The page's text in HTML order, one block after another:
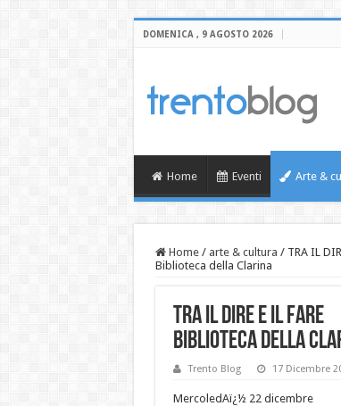
DOMENICA , 9 AGOSTO 2026
Home Eventi Arte &
Home / arte & cultura / TRA IL
Biblioteca della Clarina
TRA IL DIRE E IL FARE
Biblioteca della
Trento Blog 17 Dicembre
MercoledAï¿½ 22 dicembre